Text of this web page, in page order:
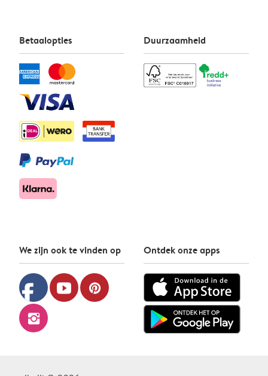
Betaalopties Duurzaamheid
We zijn ook te vinden op
facebook youtube pinterest
instagram
Ontdek onze apps